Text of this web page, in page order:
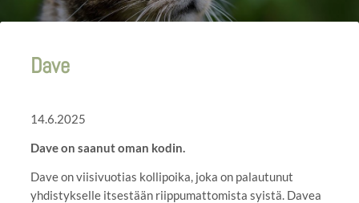
Dave
14.6.2025
Dave on saanut oman kodin.
Dave on viisivuotias kollipoika, joka on palautunut
yhdistykselle itsestään riippumattomista syistä. Davea